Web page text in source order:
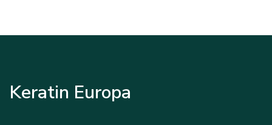
Keratin Europa